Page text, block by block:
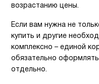
возрастанию цены.
Если вам нужна не
купить и другие
комплексно – единой
обязательно
отдельно.